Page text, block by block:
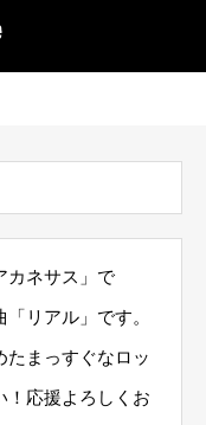
カネサス」で
リアル」です。
たまっすぐなロッ
！応援よろしくお